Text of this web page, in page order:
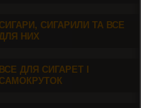
СИГАРИ, СИГАРИЛИ ТА ВСЕ
НИХ
ВСЕ ДЛЯ СИГАРЕТ І
САМОКРУТОК